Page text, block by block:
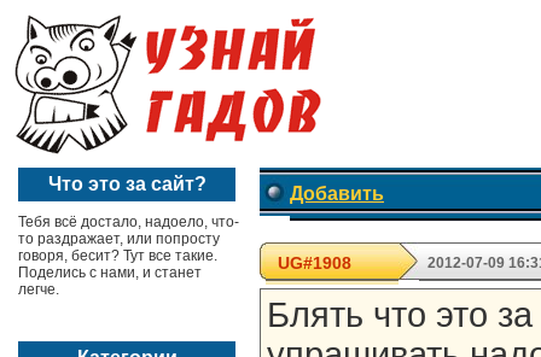
Что это за сайт?
Тебя всё достало, надоело, что-
то раздражает, или попросту
говоря, бесит? Тут все такие.
Поделись с нами, и станет
легче.
Добавить
UG#1908 2012-07-09
Блять что это